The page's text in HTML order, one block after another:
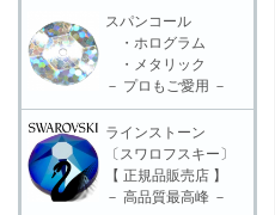
スパンコール
・ホログラム
・メタリック
－ プロもご愛用 －
ラインストーン
〔スワロフスキー〕
【 正規品販売店 】
－ 高品質最高峰 －